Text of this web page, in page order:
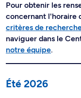
Pour obtenir les
concernant l'horaire
critères de
naviguer dans le
notre équipe.
Été 2026